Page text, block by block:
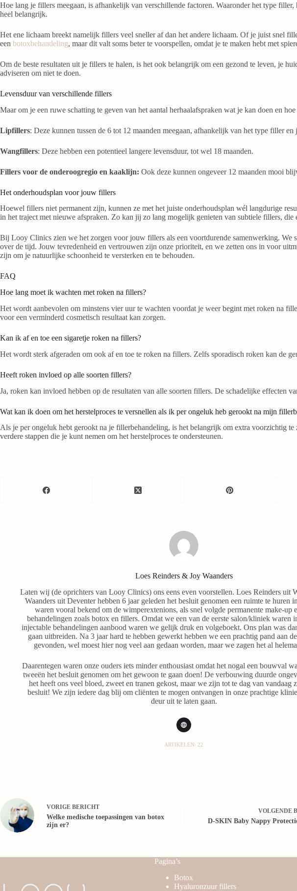
Hoe lang je fillers meegaan, is afhankelijk van verschillende factoren. Waaronder het type
heel belangrijk.
Het ene lichaam breekt namelijk fillers veel sneller af dan het andere lichaam. Of je juist snel
een botoxbehandeling, maar dit valt soms beter te voorspellen, omdat je te maken hebt met
Om de beste resultaten uit je fillers te halen, is het ook belangrijk om een gezond te leven, je
adviseren om niet te doen.
Levensduur van verschillende fillers
Maar om je een ruwe schatting te geven van het aantal herhaalafspraken wat je kan doen en
Lipfillers: Deze kunnen tussen de 6 tot 12 maanden meegaan, afhankelijk van het type filler
Wangfillers: Deze hebben een potentieel langere levensduur, tot wel 18 maanden.
Fillers voor de onderoogregio en kaaklijn: Ook deze kunnen ongeveer 12 maanden mooi
Het onderhoudsplan voor jouw fillers
Hoewel fillers niet permanent zijn, kunnen ze met het juiste onderhoudsplan wél langdurige
in het traject met nieuwe afspraken. Zo kan jij zo lang mogelijk genieten van subtiele fillers,
Bij Looy Clinics zien we het zorgen voor jouw fillers als een voortdurende samenwerking. We
over de tijd. Jouw tevredenheid en vertrouwen zijn onze prioriteit, en we zetten ons in voor
zijn om je natuurlijke schoonheid te versterken en te behouden.
FAQ
Hoe lang moet ik wachten met roken na fillers?
Het wordt aanbevolen om minstens vier uur te wachten voordat je weer begint met roken na
voor een verminderd cosmetisch resultaat kan zorgen.
Kan ik af en toe een sigaretje roken na fillers?
Het wordt sterk afgeraden om ook af en toe te roken na fillers. Zelfs sporadisch roken kan de
Heeft roken invloed op alle soorten fillers?
Ja, roken kan invloed hebben op de resultaten van alle soorten fillers. De schadelijke effecten
Wat kan ik doen om het herstelproces te versnellen als ik per ongeluk heb gerookt na mijn
Als je per ongeluk hebt gerookt na je fillerbehandeling, is het belangrijk om extra voorzichtig
verdere stappen die je kunt nemen om het herstelproces te ondersteunen.
Loes Reinders & Joy Waanders
Laten wij (de oprichters van Looy Clinics) ons eens even voorstellen. Loes Reinders uit
Waanders uit Deventer hebben 6 jaar geleden het besluit genomen een ruimte te huren
waren vooral bekend om de wimperextenions, als snel volgde permanente make-up
behandelingen zoals botox en fillers. Omdat we een van de eerste salon/kliniek waren
injectable behandelingen aanbood waren we gelijk druk en volgeboekt. Ons plan was
gaan uitbreiden. Na 3 jaar hard te hebben gewerkt hebben we een prachtig pand aan
gevonden, wel moest hier nog veel aan gedaan worden, maar we zagen het al
Daarentegen waren onze ouders iets minder enthousiast omdat het nogal een bouwval
tweeën het besluit genomen om het gewoon te gaan doen! De verbouwing duurde
het heeft ons veel bloed, zweet en tranen gekost, maar we zijn tot te dag van vandaag
besluit! We zijn iedere dag blij om cliënten te mogen ontvangen in onze prachtige
deur uit te laten gaan.
ARTIKELEN: 22
VORIGE BERICHT
Welke medische toepassingen van botox
zijn er?
VOLGENDE
D-SKIN Baby Nappy
Pagina’s
Botox
Hyaluronzuur fillers